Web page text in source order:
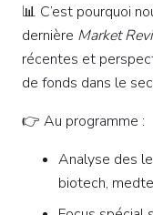
📊 C’est pourquoi
dernière Market
récentes et
de fonds dans le
👉 Au programme :
Analyse des
biotech,